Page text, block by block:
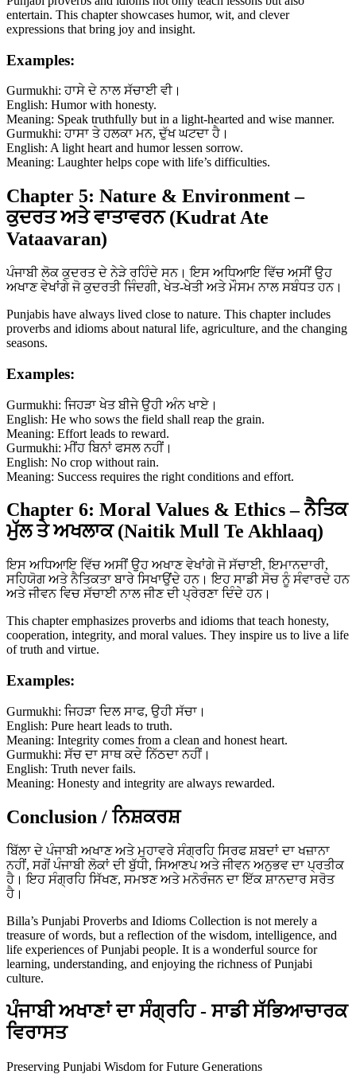
entertain. This chapter showcases humor, wit, and clever
expressions that bring joy and insight.
Examples:
Gurmukhi: ਹਾਸੇ ਦੇ ਨਾਲ ਸੱਚਾਈ ਵੀ।
English: Humor with honesty.
Meaning: Speak truthfully but in a light-hearted and wise manner.
Gurmukhi: ਹਾਸਾ ਤੇ ਹਲਕਾ ਮਨ, ਦੁੱਖ ਘਟਦਾ ਹੈ।
English: A light heart and humor lessen sorrow.
Meaning: Laughter helps cope with life’s difficulties.
Chapter 5: Nature & Environment –
ਕੁਦਰਤ ਅਤੇ ਵਾਤਾਵਰਨ (Kudrat Ate
Vataavaran)
ਪੰਜਾਬੀ ਲੋਕ ਕੁਦਰਤ ਦੇ ਨੇੜੇ ਰਹਿੰਦੇ ਸਨ। ਇਸ ਅਧਿਆਇ ਵਿੱਚ ਅਸੀਂ ਉਹ
ਅਖਾਣ ਵੇਖਾਂਗੇ ਜੋ ਕੁਦਰਤੀ ਜਿੰਦਗੀ, ਖੇਤ-ਖੇਤੀ ਅਤੇ ਮੌਸਮ ਨਾਲ ਸਬੰਧਤ ਹਨ।
Punjabis have always lived close to nature. This chapter includes
proverbs and idioms about natural life, agriculture, and the changing
seasons.
Examples:
Gurmukhi: ਜਿਹੜਾ ਖੇਤ ਬੀਜੇ ਉਹੀ ਅੰਨ ਖਾਏ।
English: He who sows the field shall reap the grain.
Meaning: Effort leads to reward.
Gurmukhi: ਮੀਂਹ ਬਿਨਾਂ ਫਸਲ ਨਹੀਂ।
English: No crop without rain.
Meaning: Success requires the right conditions and effort.
Chapter 6: Moral Values & Ethics – ਨੈਤਿਕ
ਮੁੱਲ ਤੇ ਅਖਲਾਕ (Naitik Mull Te Akhlaaq)
ਇਸ ਅਧਿਆਇ ਵਿੱਚ ਅਸੀਂ ਉਹ ਅਖਾਣ ਵੇਖਾਂਗੇ ਜੋ ਸੱਚਾਈ, ਇਮਾਨਦਾਰੀ,
ਸਹਿਯੋਗ ਅਤੇ ਨੈਤਿਕਤਾ ਬਾਰੇ ਸਿਖਾਉਂਦੇ ਹਨ। ਇਹ ਸਾਡੀ ਸੋਚ ਨੂੰ ਸੰਵਾਰਦੇ ਹਨ
ਅਤੇ ਜੀਵਨ ਵਿਚ ਸੱਚਾਈ ਨਾਲ ਜੀਣ ਦੀ ਪ੍ਰੇਰਣਾ ਦਿੰਦੇ ਹਨ।
This chapter emphasizes proverbs and idioms that teach honesty,
cooperation, integrity, and moral values. They inspire us to live a life
of truth and virtue.
Examples:
Gurmukhi: ਜਿਹੜਾ ਦਿਲ ਸਾਫ, ਉਹੀ ਸੱਚਾ।
English: Pure heart leads to truth.
Meaning: Integrity comes from a clean and honest heart.
Gurmukhi: ਸੱਚ ਦਾ ਸਾਥ ਕਦੇ ਨਿੱਠਦਾ ਨਹੀਂ।
English: Truth never fails.
Meaning: Honesty and integrity are always rewarded.
Conclusion / ਨਿਸ਼ਕਰਸ਼
ਬਿੱਲਾ ਦੇ ਪੰਜਾਬੀ ਅਖਾਣ ਅਤੇ ਮੁਹਾਵਰੇ ਸੰਗ੍ਰਹਿ ਸਿਰਫ ਸ਼ਬਦਾਂ ਦਾ ਖਜ਼ਾਨਾ
ਨਹੀਂ, ਸਗੋਂ ਪੰਜਾਬੀ ਲੋਕਾਂ ਦੀ ਬੁੱਧੀ, ਸਿਆਣਪ ਅਤੇ ਜੀਵਨ ਅਨੁਭਵ ਦਾ ਪ੍ਰਤੀਕ
ਹੈ। ਇਹ ਸੰਗ੍ਰਹਿ ਸਿੱਖਣ, ਸਮਝਣ ਅਤੇ ਮਨੋਰੰਜਨ ਦਾ ਇੱਕ ਸ਼ਾਨਦਾਰ ਸਰੋਤ
ਹੈ।
Billa’s Punjabi Proverbs and Idioms Collection is not merely a
treasure of words, but a reflection of the wisdom, intelligence, and
life experiences of Punjabi people. It is a wonderful source for
learning, understanding, and enjoying the richness of Punjabi
culture.
ਪੰਜਾਬੀ ਅਖਾਣਾਂ ਦਾ ਸੰਗ੍ਰਹਿ - ਸਾਡੀ ਸੱਭਿਆਚਾਰਕ
ਵਿਰਾਸਤ
Preserving Punjabi Wisdom for Future Generations